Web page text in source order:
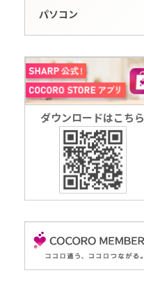
パソコン
ダウンロードはこちら